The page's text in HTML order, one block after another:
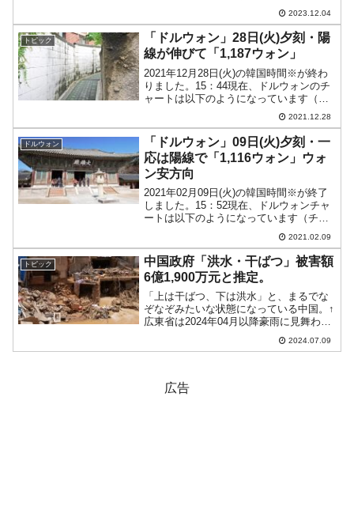
ートは『Investing.com』より引用）。陽
転して伸びました。再び「1ドル＝1,300
ウォン」を突破。現在のと...
2023.12.04
トピック
「ドルウォン」28日(火)夕刻・陽
線が伸びて「1,187ウォン」
2021年12月28日(火)の韓国時間※が終わ
りました。15：44現在、ドルウォンのチ
ャートは以下のようになっています（チ
ャートは『Investing.com』より引用）。
陽線が長くなりやっと「1ドル＝1,187ウ
ォン」まできました。ローソ...
2021.12.28
ドルウォン
「ドルウォン」09日(火)夕刻・一
応は陽線で「1,116ウォン」ウォ
ン安方向
2021年02月09日(火)の韓国時間※が終了
しました。15：52現在、ドルウォンチャ
ートは以下のようになっています（チャ
ートは『Investing.com』より引用：以下
同）。上下に長いヒゲが出て、ローソク
足の実体部分がほとんどありません...
2021.02.09
トピック
中国政府「洪水・干ばつ」被害額
6億1,900万元と推定。
「上は干ばつ、下は洪水」と、まるでな
ぞなぞみたいな状態になっている中国。↑
広東省は2024年04月以降豪雨に見舞われ
て被害甚大。南部の各地で豪雨が続き、
広東省、広西チワン族自治区、安徽省、
2024.07.09
広告